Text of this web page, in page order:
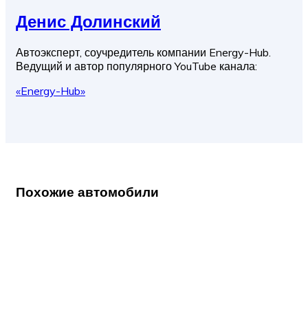
Денис Долинский
Автоэксперт, соучредитель компании Energy-Hub.
Ведущий и автор популярного YouTube канала:
«Energy-Hub»
Похожие автомобили